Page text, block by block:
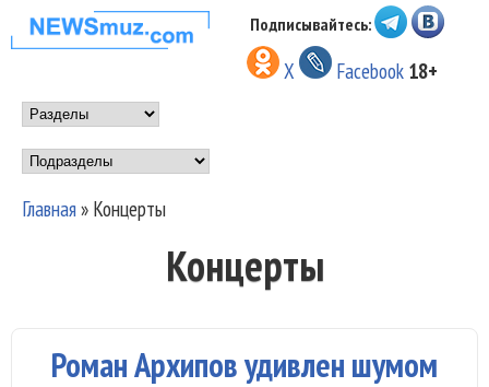
Перейти к основному
содержанию
НОВОСТИ
МУЗЫКИ И
ШОУ БИЗНЕСА
NEWSMUZ.COM
Подписывайтесь:
X Facebook 18+
Main menu
Подразделы
Главная» Концерты
Концерты
Роман Архипов удивлен шумом